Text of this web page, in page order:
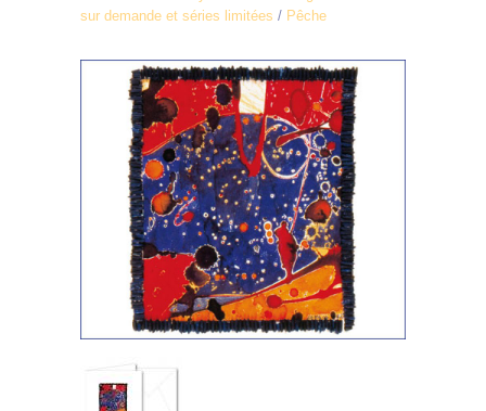
sur demande et séries limitées / Pêche